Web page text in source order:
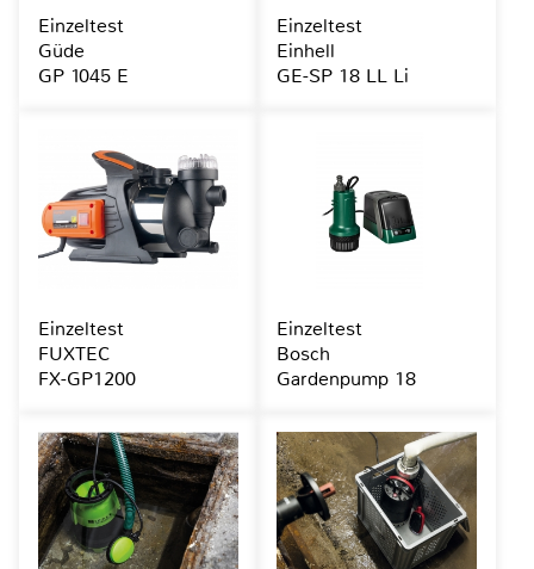
Einzeltest
Güde
GP 1045 E
Einzeltest
Einhell
GE-SP 18 LL Li
Einzeltest
FUXTEC
FX-GP1200
Einzeltest
Bosch
Gardenpump 18